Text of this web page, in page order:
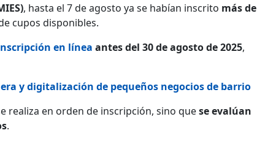
, hasta el 7 de agosto ya se habían inscrito más de
cupos disponibles.
en línea antes del 30 de agosto de 2025,
y digitalización de pequeños negocios de barrio
realiza en orden de inscripción, sino quese evalúan
.